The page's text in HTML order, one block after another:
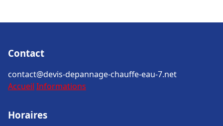
Contact
contact@devis-depannage-chauffe-eau-7.net
Accueil Informations
Horaires